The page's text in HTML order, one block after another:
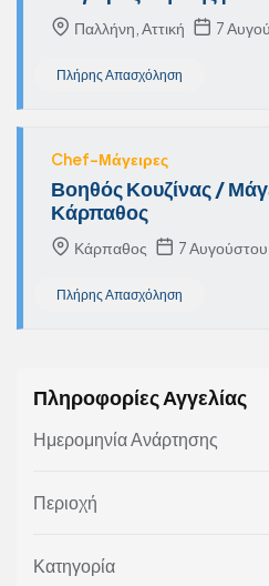
Παλλήνη, Αττική 7
Πλήρης Απασχόληση
Chef-Μάγειρες
Βοηθός Κουζίνας /
Κάρπαθος
Κάρπαθος 7
Πλήρης Απασχόληση
Πληροφορίες Αγγελίας
Ημερομηνία Ανάρτησης
Περιοχή
Κατηγορία